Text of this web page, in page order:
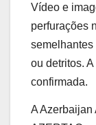
Vídeo e
perfurações
ou detritos.
confirmada.
A